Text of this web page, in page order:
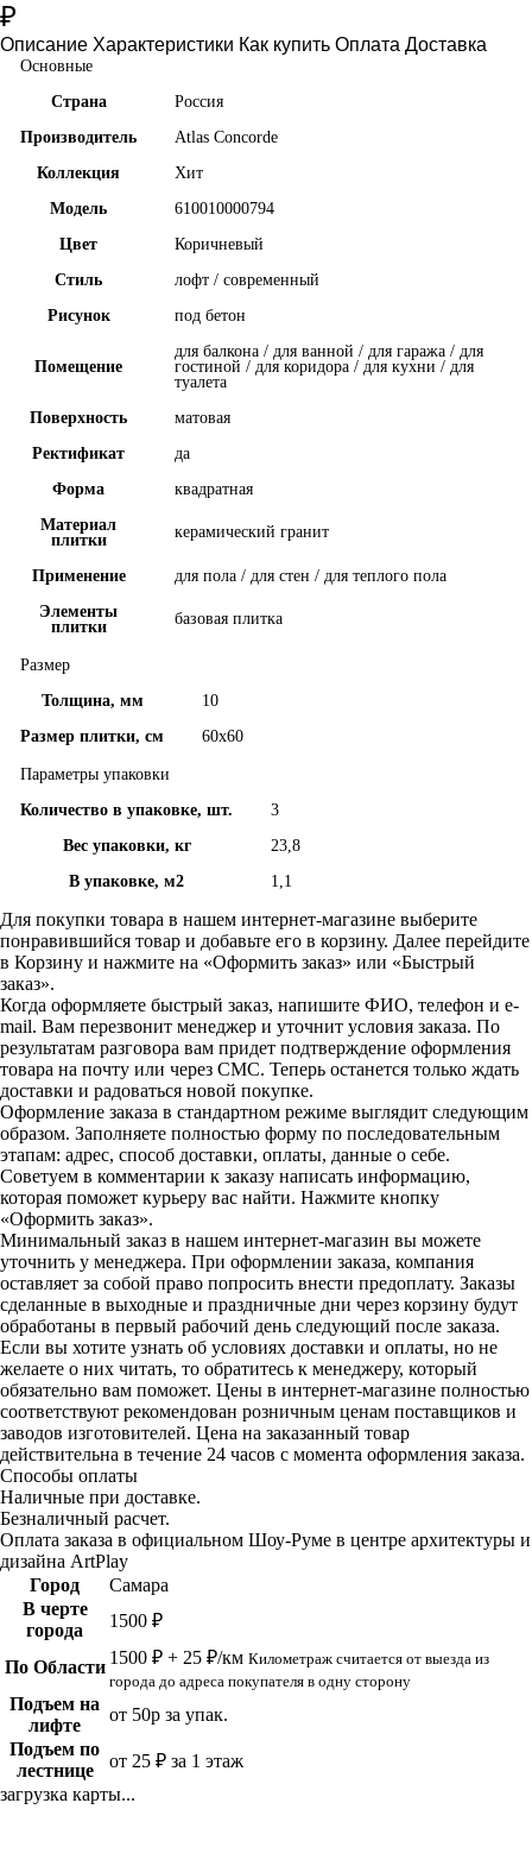
₽
Описание Характеристики Как купить Оплата Доставка
Основные
Страна
Россия
Производитель
Atlas Concorde
Коллекция
Хит
Модель
610010000794
Цвет
Коричневый
Стиль
лофт / современный
Рисунок
под бетон
Помещение
для балкона / для ванной / для гаража / для
гостиной / для коридора / для кухни / для
туалета
Поверхность
матовая
Ректификат
да
Форма
квадратная
Материал
плитки
керамический гранит
Применение
для пола / для стен / для теплого пола
Элементы
плитки
базовая плитка
Размер
Толщина, мм
10
Размер плитки, см
60x60
Параметры упаковки
Количество в упаковке, шт.
3
Вес упаковки, кг
23,8
В упаковке, м2
1,1
Для покупки товара в нашем интернет-магазине выберите
понравившийся товар и добавьте его в корзину. Далее перейдите
в Корзину и нажмите на «Оформить заказ» или «Быстрый
заказ».
Когда оформляете быстрый заказ, напишите ФИО, телефон и e-
mail. Вам перезвонит менеджер и уточнит условия заказа. По
результатам разговора вам придет подтверждение оформления
товара на почту или через СМС. Теперь останется только ждать
доставки и радоваться новой покупке.
Оформление заказа в стандартном режиме выглядит следующим
образом. Заполняете полностью форму по последовательным
этапам: адрес, способ доставки, оплаты, данные о себе.
Советуем в комментарии к заказу написать информацию,
которая поможет курьеру вас найти. Нажмите кнопку
«Оформить заказ».
Минимальный заказ в нашем интернет-магазин вы можете
уточнить у менеджера. При оформлении заказа, компания
оставляет за собой право попросить внести предоплату. Заказы
сделанные в выходные и праздничные дни через корзину будут
обработаны в первый рабочий день следующий после заказа.
Если вы хотите узнать об условиях доставки и оплаты, но не
желаете о них читать, то обратитесь к менеджеру, который
обязательно вам поможет. Цены в интернет-магазине полностью
соответствуют рекомендован розничным ценам поставщиков и
заводов изготовителей. Цена на заказанный товар
действительна в течение 24 часов с момента оформления заказа.
Способы оплаты
Наличные при доставке.
Безналичный расчет.
Оплата заказа в официальном Шоу-Руме в центре архитектуры и
дизайна ArtPlay
Город
Самара
В черте
города
1500 ₽
По Области 1500 ₽ + 25 ₽/км Километраж считается от выезда из
города до адреса покупателя в одну сторону
Подъем на
лифте
от 50р за упак.
Подъем по
лестнице
от 25 ₽ за 1 этаж
загрузка карты...